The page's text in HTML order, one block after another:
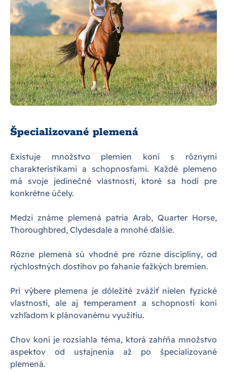
Špecializované plemená
Existuje množstvo plemien koní s rôznymi
charakteristikami a schopnosťami. Každé plemeno
má svoje jedinečné vlastnosti, ktoré sa hodí pre
konkrétne účely.
Medzi známe plemená patria Arab, Quarter Horse,
Thoroughbred, Clydesdale a mnohé ďalšie.
Rôzne plemená sú vhodné pre rôzne disciplíny, od
rýchlostných dostihov po ťahanie ťažkých bremien.
Pri výbere plemena je dôležité zvážiť nielen fyzické
vlastnosti, ale aj temperament a schopnosti koní
vzhľadom k plánovanému využitiu.
Chov koní je rozsiahla téma, ktorá zahŕňa množstvo
aspektov od ustajnenia až po špecializované
plemená.